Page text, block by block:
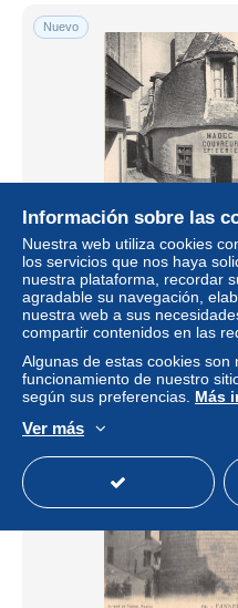
Nuevo
56-
±
Estatus
Nuevo
Información sobre las
Nuestra web utiliza cookies
los servicios que nos haya
nuestra plataforma, recordar
agradable su navegación,
nuestra web a sus
compartir contenidos en las
Algunas de estas cookies son
funcionamiento de nuestro
según sus preferencias. Más
Ver más